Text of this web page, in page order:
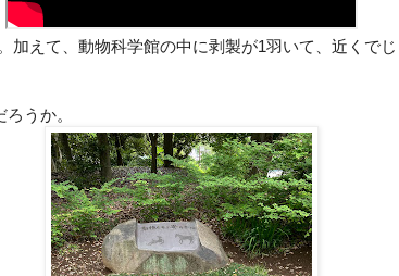
えて、動物科学館の中に剥製が1羽いて、近くで
うか。